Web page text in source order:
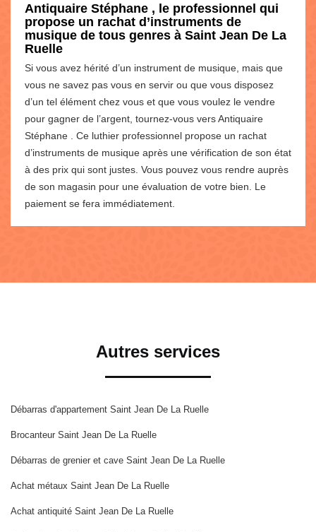
Antiquaire Stéphane , le professionnel qui
propose un rachat d’instruments de
musique de tous genres à Saint Jean De La
Ruelle
Si vous avez hérité d’un instrument de musique, mais que
vous ne savez pas vous en servir ou que vous disposez
d’un tel élément chez vous et que vous voulez le vendre
pour gagner de l’argent, tournez-vous vers Antiquaire
Stéphane . Ce luthier professionnel propose un rachat
d’instruments de musique après une vérification de son état
à des prix qui sont justes. Vous pouvez vous rendre auprès
de son magasin pour une évaluation de votre bien. Le
paiement se fera immédiatement.
Autres services
Débarras d'appartement Saint Jean De La Ruelle
Brocanteur Saint Jean De La Ruelle
Débarras de grenier et cave Saint Jean De La Ruelle
Achat métaux Saint Jean De La Ruelle
Achat antiquité Saint Jean De La Ruelle